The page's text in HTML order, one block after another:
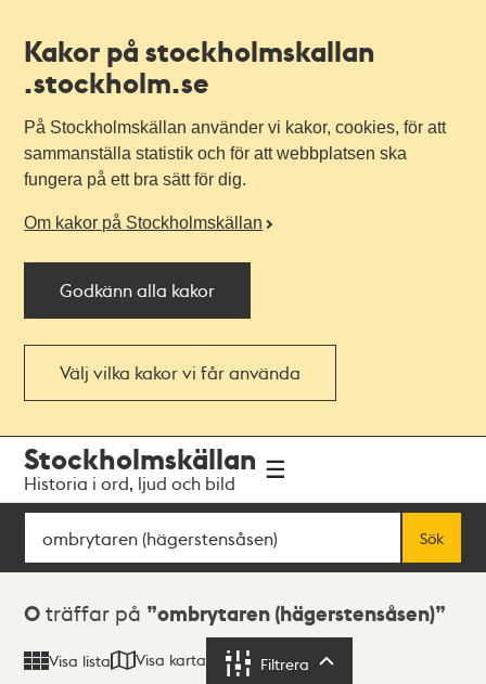
Kakor på stockholmskallan
.stockholm.se
På Stockholmskällan använder vi kakor, cookies, för att
sammanställa statistik och för att webbplatsen ska
fungera på ett bra sätt för dig.
Om kakor på Stockholmskällan
Godkänn alla kakor
Välj vilka kakor vi får använda
navigationen
huvudinnehållet
Stockholmskällan
Historia i ord, ljud och bild
Sök
Sök
Sökresultat
0 träffar på ombrytaren (hägerstensåsen)
Visa lista Visa karta Filtrera